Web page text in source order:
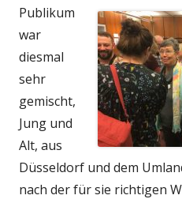
Publikum
war
diesmal
sehr
gemischt,
Jung und
Alt, aus
Düsseldorf und dem
nach der für sie richtigen